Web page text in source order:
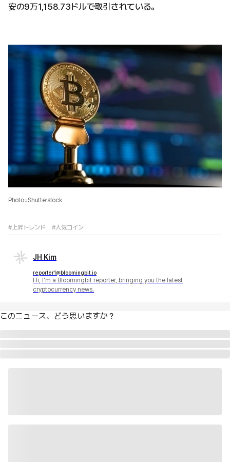
安の9万1,158.73ドルで取引されている。
Photo=Shutterstock
#上昇トレンド #人気コイン
JH Kim
reporter1@bloomingbit.io
Hi, I'm a Bloomingbit reporter, bringing you the latest
cryptocurrency news.
このニュース、どう思いますか？